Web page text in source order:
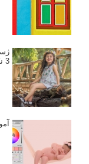
3 نکته ساده برای بهبود عکاسی پرتره